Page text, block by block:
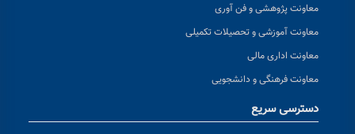
معاونت پژوهشی و فن آوری
معاونت آموزشی و تحصیلات تکمیلی
معاونت اداری مالی
معاونت فرهنگی و دانشجویی
دسترسی سریع